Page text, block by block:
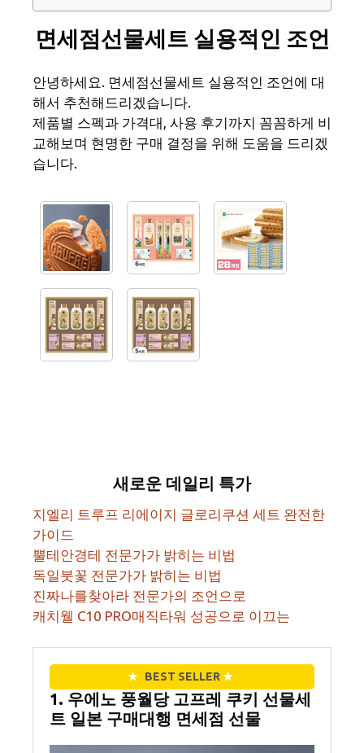
면세점선물세트 실용적인 조언
안녕하세요. 면세점선물세트 실용적인 조언에 대
해서 추천해드리겠습니다.
제품별 스펙과 가격대, 사용 후기까지 꼼꼼하게 비
교해보며 현명한 구매 결정을 위해 도움을 드리겠
습니다.
새로운 데일리 특가
지엘리 트루프 리에이지 글로리쿠션 세트 완전한
가이드
뿔테안경테 전문가가 밝히는 비법
독일붓꽃 전문가가 밝히는 비법
진짜나를찾아라 전문가의 조언으로
캐치웰 C10 PRO매직타워 성공으로 이끄는
★ BEST SELLER ★
1. 우에노 풍월당 고프레 쿠키 선물세
트 일본 구매대행 면세점 선물